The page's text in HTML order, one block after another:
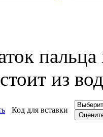
из
Код для вставки